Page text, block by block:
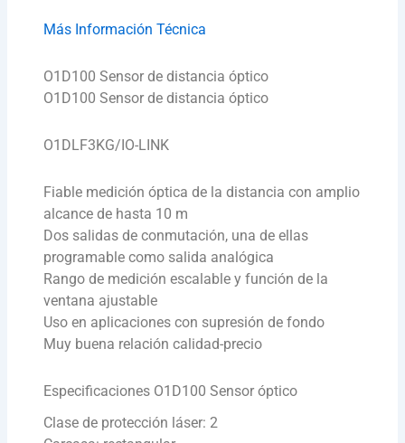
Más Información Técnica
O1D100 Sensor de distancia óptico
O1D100 Sensor de distancia óptico
O1DLF3KG/IO-LINK
Fiable medición óptica de la distancia con amplio
alcance de hasta 10 m
Dos salidas de conmutación, una de ellas
programable como salida analógica
Rango de medición escalable y función de la
ventana ajustable
Uso en aplicaciones con supresión de fondo
Muy buena relación calidad-precio
Especificaciones O1D100 Sensor óptico
Clase de protección láser: 2